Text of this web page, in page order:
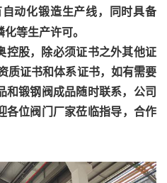
动化锻造生产线，同时具备
等生产许可。
控股，除必须证书之外其他证
质证书和体系证书， 如有需要
锻钢阀成品随时联系， 公司
位阀门 厂家莅临指导， 合作